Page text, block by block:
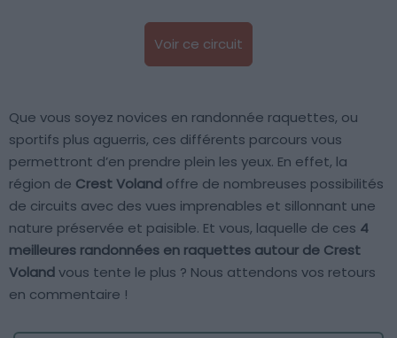
Voir ce circuit
Que vous soyez novices en randonnée raquettes, ou
sportifs plus aguerris, ces différents parcours vous
permettront d’en prendre plein les yeux. En effet, la
région de Crest Voland offre de nombreuses possibilités
de circuits avec des vues imprenables et sillonnant une
nature préservée et paisible. Et vous, laquelle de ces 4
meilleures randonnées en raquettes autour de Crest
Volandvous tente le plus ? Nous attendons vos retours
en commentaire !